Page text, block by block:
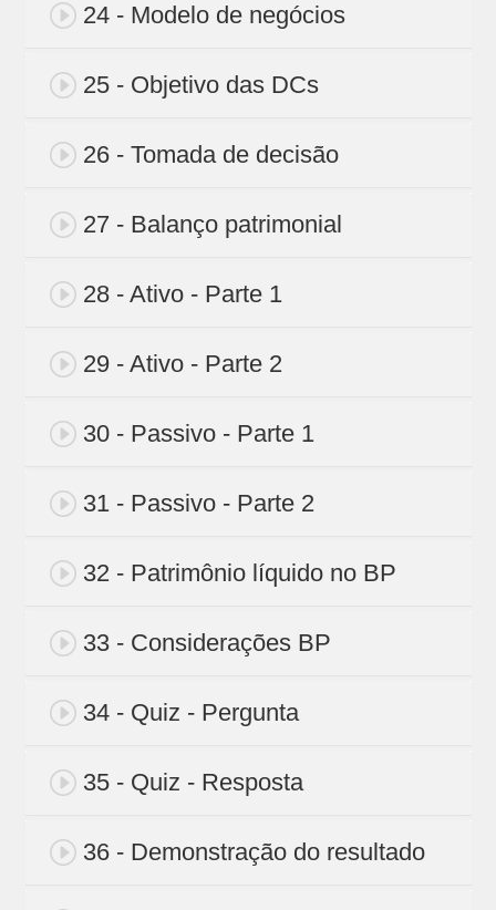
24 - Modelo de negócios
25 - Objetivo das DCs
26 - Tomada de decisão
27 - Balanço patrimonial
28 - Ativo - Parte 1
29 - Ativo - Parte 2
30 - Passivo - Parte 1
31 - Passivo - Parte 2
32 - Patrimônio líquido no BP
33 - Considerações BP
34 - Quiz - Pergunta
35 - Quiz - Resposta
36 - Demonstração do resultado